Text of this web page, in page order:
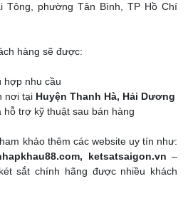
Tông, phường Tân Bình, TP Hồ Chí
hàng sẽ được:
hợp nhu cầu
nơi tại Huyện Thanh Hà, Hải Dương
trợ kỹ thuật sau bán hàng
khảo thêm các website uy tín như:
ketsatsaigon.vn –
sắt chính hãng được nhiều khách